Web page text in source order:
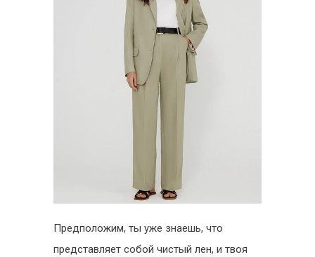
Предположим, ты уже знаешь, что
представляет собой чистый лен, и твоя